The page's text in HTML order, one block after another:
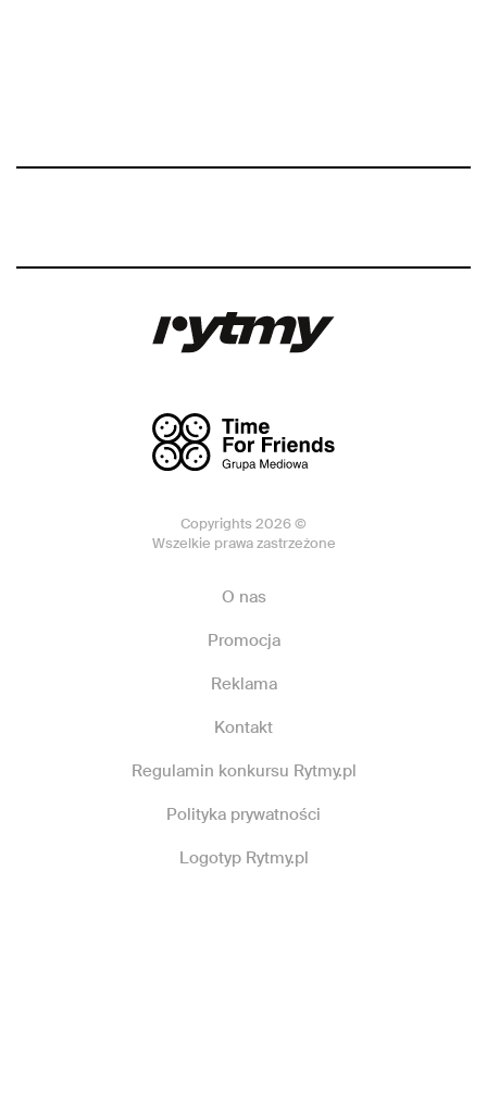
Copyrights 2026 ©
Wszelkie prawa zastrzeżone
O nas
Promocja
Reklama
Kontakt
Regulamin konkursu Rytmy.pl
Polityka prywatności
Logotyp Rytmy.pl